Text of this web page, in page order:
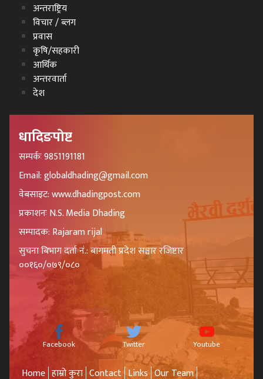
अन्तराष्ट्रिय
विचार / ब्लग
प्रवास
कृषि/सहकारी
आर्थिक
अन्तरवार्ता
देश
धादिङपोष्ट
सम्पर्कः 9851191181
Email: globaldhading@gmail.com
वेबसाइट: www.dhadingpost.com
प्रकाशनः N.S. Media Dhading
सम्पादक: Rajaram rijal
सुचना बिभाग दर्ता नं.: बागमती प्रदेश सञ्चार रजिष्टार
००१६०/०७९/०८०
Facebook Twitter Youtube
Home हाम्रो कुरा Contact Links Our Team